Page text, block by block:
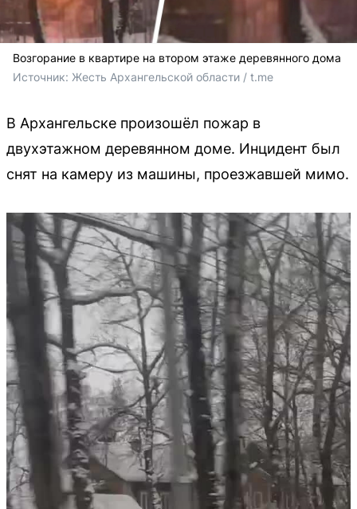
Возгорание в квартире на втором этаже деревянного дома
Источник: Жесть Архангельской области / t.me
В Архангельске произошёл пожар в
двухэтажном деревянном доме. Инцидент был
снят на камеру из машины, проезжавшей мимо.